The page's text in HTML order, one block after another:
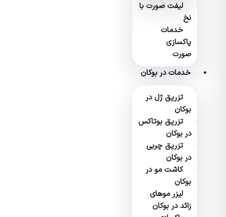
لیفت صورت با
نخ
خدمات
پاکسازی
صورت
خدمات در بوکان
تزریق ژل در
بوکان
تزریق بوتاکس
در بوکان
تزریق چربی
در بوکان
کاشت مو در
بوکان
لیزر موهای
زائد در بوکان